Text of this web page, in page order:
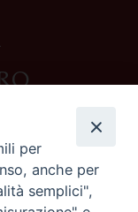
per
anche per
semplici",